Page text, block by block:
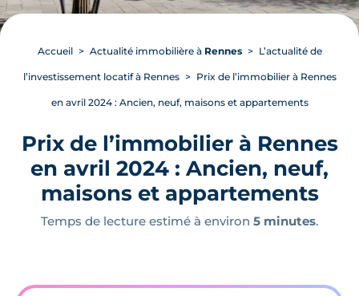
Accueil Actualité immobilière à Rennes L’actualité de
l’investissement locatif à Rennes Prix de l’immobilier à Rennes
en avril 2024 : Ancien, neuf, maisons et appartements
Prix de l’immobilier à Rennes
en avril 2024 : Ancien, neuf,
maisons et appartements
Temps de lecture estimé à environ 5 minutes.